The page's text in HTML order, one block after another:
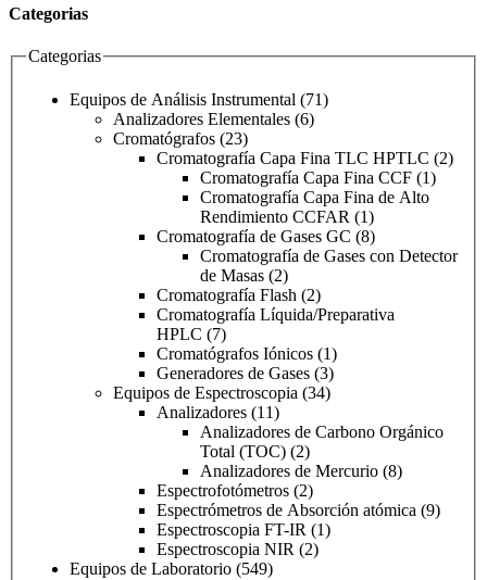
Categorias
Categorias
Equipos de Análisis Instrumental (71)
Analizadores Elementales (6)
Cromatógrafos (23)
Cromatografía Capa Fina TLC HPTLC (2)
Cromatografía Capa Fina CCF (1)
Cromatografía Capa Fina de Alto
Rendimiento CCFAR (1)
Cromatografía de Gases GC (8)
Cromatografía de Gases con Detector
de Masas (2)
Cromatografía Flash (2)
Cromatografía Líquida/Preparativa
HPLC (7)
Cromatógrafos Iónicos (1)
Generadores de Gases (3)
Equipos de Espectroscopia (34)
Analizadores (11)
Analizadores de Carbono Orgánico
Total (TOC) (2)
Analizadores de Mercurio (8)
Espectrofotómetros (2)
Espectrómetros de Absorción atómica (9)
Espectroscopia FT-IR (1)
Espectroscopia NIR (2)
Equipos de Laboratorio (549)